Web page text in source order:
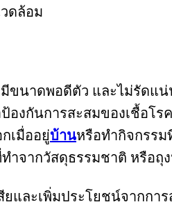
ดล้อม
ขนาดพอดีตัว และไม่รัดแน่
องกันการสะสมของเชื้อโรค
เมื่ออยู่บ้านหรือทำกิจกรรม
ำจากวัสดุธรรมชาติ หรือถุ
และเพิ่มประโยชน์จากกา